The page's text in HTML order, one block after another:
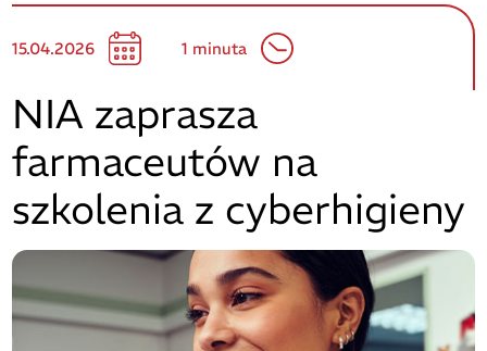
15.04.2026 1 minuta
NIA zaprasza
farmaceutów na
szkolenia z cyberhigieny